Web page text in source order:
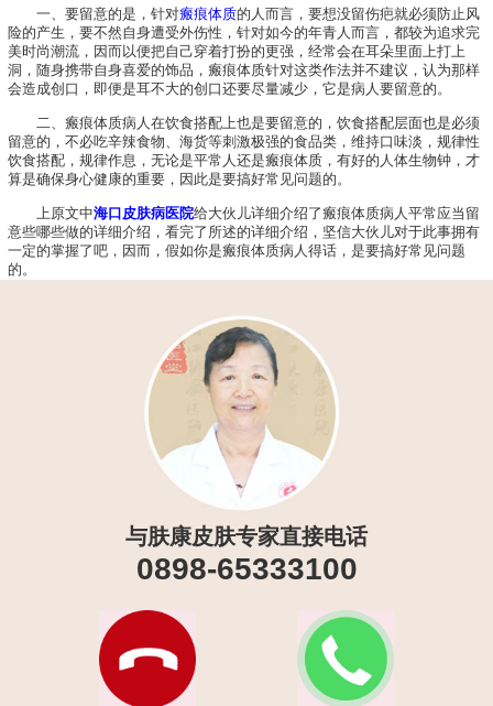
一、要留意的是，针对瘢痕体质的人而言，要想没留伤疤就必须防止风
险的产生，要不然自身遭受外伤性，针对如今的年青人而言，都较为追求完
美时尚潮流，因而以便把自己穿着打扮的更强，经常会在耳朵里面上打上
洞，随身携带自身喜爱的饰品，瘢痕体质针对这类作法并不建议，认为那样
会造成创口，即便是耳不大的创口还要尽量减少，它是病人要留意的。
二、瘢痕体质病人在饮食搭配上也是要留意的，饮食搭配层面也是必须
留意的，不必吃辛辣食物、海货等刺激极强的食品类，维持口味淡，规律性
饮食搭配，规律作息，无论是平常人还是瘢痕体质，有好的人体生物钟，才
算是确保身心健康的重要，因此是要搞好常见问题的。
上原文中海口皮肤病医院给大伙儿详细介绍了瘢痕体质病人平常应当留
意些哪些做的详细介绍，看完了所述的详细介绍，坚信大伙儿对于此事拥有
一定的掌握了吧，因而，假如你是瘢痕体质病人得话，是要搞好常见问题
的。
与肤康皮肤专家直接电话
0898-65333100